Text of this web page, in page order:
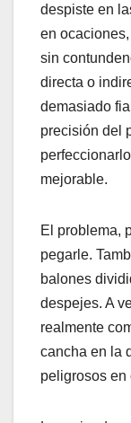
despiste en
en
sin
directa o
demasiado
precisión del
mejorable.
El problema,
pegarle.
balones
despejes. A
realmente
cancha en la
peligrosos en